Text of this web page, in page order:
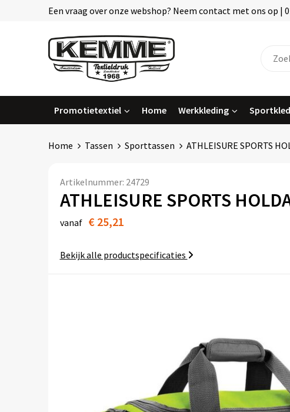
Een vraag over onze webshop? Neem contact met ons op
Promotietextiel Home Werkkleding
Home Tassen Sporttassen ATHLEISURE SPORTS
Artikelnummer: 24729
ATHLEISURE SPORTS
vanaf € 25,21
Bekijk alle productspecificaties